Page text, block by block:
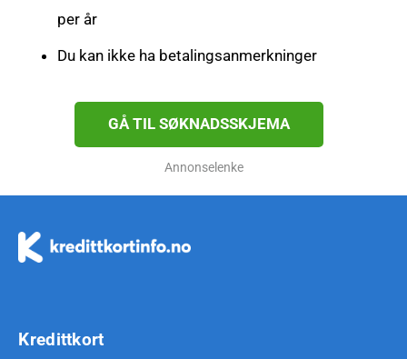
per år
Du kan ikke ha betalingsanmerkninger
GÅ TIL SØKNADSSKJEMA
Annonselenke
Kredittkort